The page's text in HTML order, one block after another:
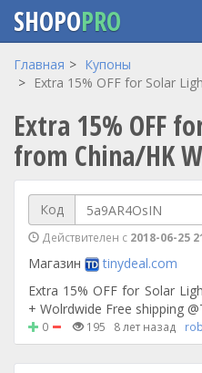
Перейти
содержанию
SHOPOPRO
Главная
Купоны
Extra 15% OFF for Solar
Extra 15% OFF
from China/HK
Код
Действителен с 2018-06-25
Магазин
tinydeal.com
Extra 15% OFF for Solar
+ Wolrdwide Free shipping
0 195 8 лет назад